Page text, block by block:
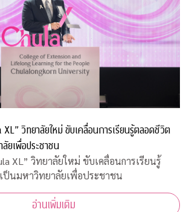
XL” วิทยาลัยใหม่ ขับเคลื่อนการเรียนรู้ตลอดชีวิต
ยเพื่อประชาชน
XL” วิทยาลัยใหม่ ขับเคลื่อนการเรียนรู้
ป็นมหาวิทยาลัยเพื่อประชาชน
อ่านเพิ่มเติม